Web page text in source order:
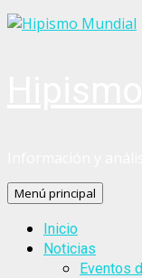
Menú principal
Inicio
Noticias
Eventos